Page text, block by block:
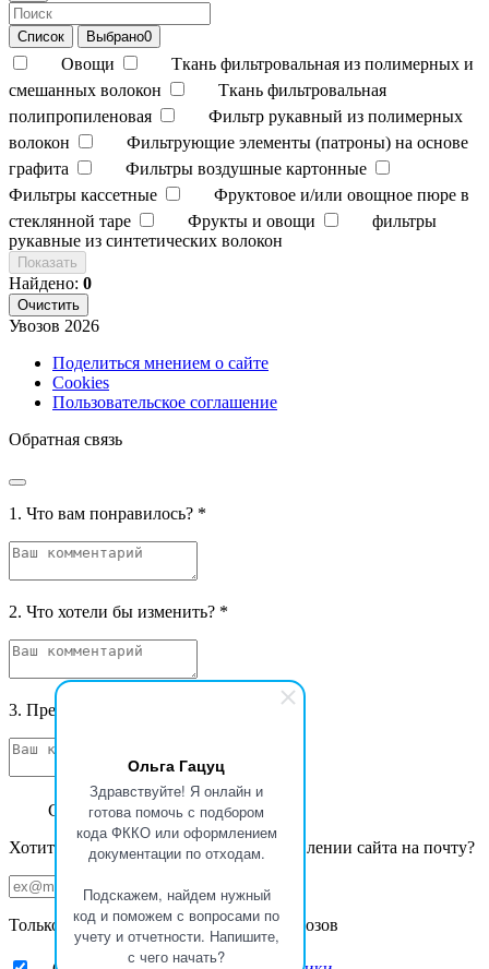
Ольга Гацуц
Здравствуйте! Я онлайн и
готова помочь с подбором
кода ФККО или оформлением
документации по отходам.
Подскажем, найдем нужный
код и поможем с вопросами по
учету и отчетности. Напишите,
с чего начать?
Список Выбрано0
Овощи
Ткань фильтровальная из полимерных и
смешанных волокон
Ткань фильтровальная
полипропиленовая
Фильтр рукавный из полимерных
волокон
Фильтрующие элементы (патроны) на основе
графита
Фильтры воздушные картонные
Фильтры кассетные
Фруктовое и/или овощное пюре в
стеклянной таре
Фрукты и овощи
фильтры
рукавные из синтетических волокон
Показать
Найдено: 0
Очистить
Увозов 2026
Поделиться мнением о сайте
Cookies
Пользовательское соглашение
Обратная связь
1. Что вам понравилось? *
2. Что хотели бы изменить? *
3. Предложения и фантазии
Спасибо за ваш отзыв
Хотите получать уведомления об обновлении сайта на почту?
Только новости Базы данных ФККО Увозов